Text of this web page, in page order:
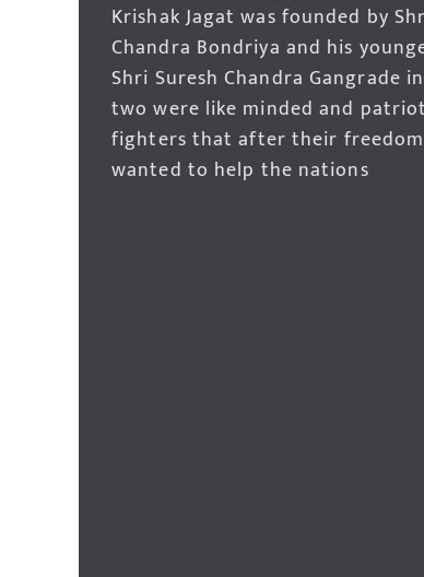
Krishak Jagat was founded by
Chandra Bondriya and his
Shri Suresh Chandra Gangrade
two were like minded and
fighters that after their
wanted to help the nations